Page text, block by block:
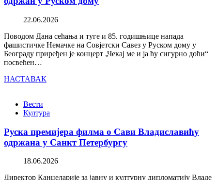
22.06.2026
Поводом Дана сећања и туге и 85. годишњице напада
фашистичке Немачке на Совјетски Савез у Руском дому у
Београду приређен је концерт „Чекај ме и ја ћу сигурно доћи“
посвећен…
НАСТАВАК
Вести
Култура
Руска премијера филма о Сави Владиславићу
одржана у Санкт Петербургу
18.06.2026
Директор Канцеларије за јавну и културну дипломатију Владе